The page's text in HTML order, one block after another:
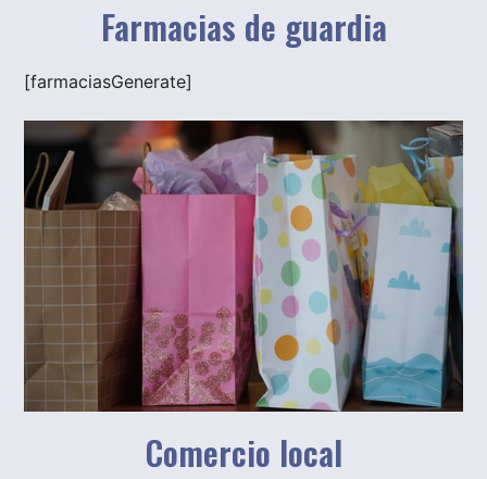
Farmacias de guardia
[farmaciasGenerate]
Comercio local